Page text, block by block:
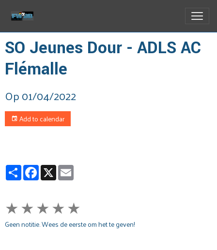
SO Jeunes Dour - ADLS AC
Flémalle
Op 01/04/2022
Add to calendar
PartagerFacebook
X
★★★★★
Geen notitie. Wees de eerste om het te geven!